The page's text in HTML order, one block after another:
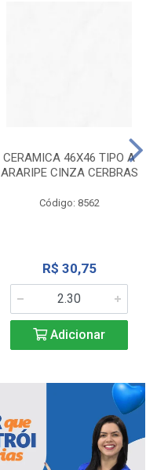
CERAMICA 46X46 TIPO A
ARARIPE CINZA CERBRAS
Código: 8562
R$ 30,75
Adicionar